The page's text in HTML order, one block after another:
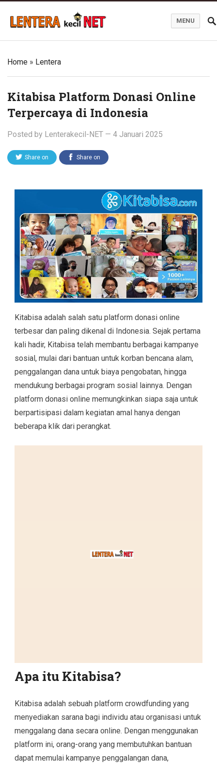
MENU
Home » Lentera
Kitabisa Platform Donasi Online
Terpercaya di Indonesia
Posted by Lenterakecil-NET — 4 Januari 2025
Share on Share on
Kitabisa adalah salah satu platform donasi online
terbesar dan paling dikenal di Indonesia. Sejak pertama
kali hadir, Kitabisa telah membantu berbagai kampanye
sosial, mulai dari bantuan untuk korban bencana alam,
penggalangan dana untuk biaya pengobatan, hingga
mendukung berbagai program sosial lainnya. Dengan
platform donasi online memungkinkan siapa saja untuk
berpartisipasi dalam kegiatan amal hanya dengan
beberapa klik dari perangkat.
Apa itu Kitabisa?
Kitabisa adalah sebuah platform crowdfunding yang
menyediakan sarana bagi individu atau organisasi untuk
menggalang dana secara online. Dengan menggunakan
platform ini, orang-orang yang membutuhkan bantuan
dapat memulai kampanye penggalangan dana,